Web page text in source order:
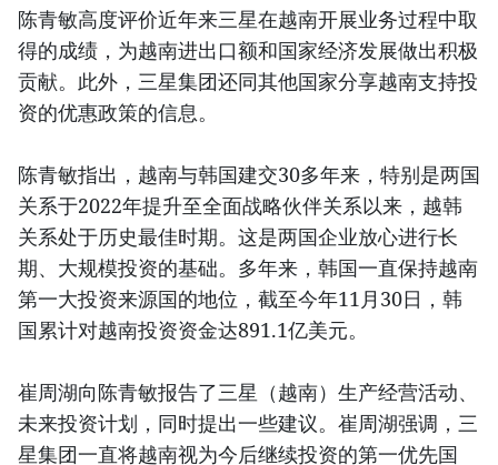
陈青敏高度评价近年来三星在越南开展业务过程中取
得的成绩，为越南进出口额和国家经济发展做出积极
贡献。此外，三星集团还同其他国家分享越南支持投
资的优惠政策的信息。
陈青敏指出，越南与韩国建交30多年来，特别是两国
关系于2022年提升至全面战略伙伴关系以来，越韩
关系处于历史最佳时期。这是两国企业放心进行长
期、大规模投资的基础。多年来，韩国一直保持越南
第一大投资来源国的地位，截至今年11月30日，韩
国累计对越南投资资金达891.1亿美元。
崔周湖向陈青敏报告了三星（越南）生产经营活动、
未来投资计划，同时提出一些建议。崔周湖强调，三
星集团一直将越南视为今后继续投资的第一优先国